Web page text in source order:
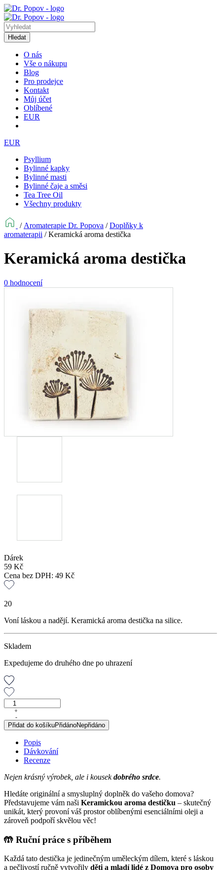
Hledat
O nás
Vše o nákupu
Blog
Pro prodejce
Kontakt
Můj účet
Oblíbené
EUR
EUR
Psyllium
Bylinné kapky
Bylinné masti
Bylinné čaje a směsi
Tea Tree Oil
Všechny produkty
/ Aromaterapie Dr. Popova /Doplňky k
aromaterapii /Keramická aroma destička
Keramická aroma destička
0 hodnocení
Dárek
59 Kč
Cena bez DPH: 49 Kč
20
Voní láskou a nadějí. Keramická aroma destička na silice.
Skladem
Expedujeme do druhého dne po uhrazení
Keramická
aroma
destička
množství
+
-
Přidat do košíkuPřidánoNepřidáno
Popis
Dávkování
Recenze
Nejen krásný výrobek, ale i kousekdobrého srdce.
Hledáte originální a smysluplný doplněk do vašeho domova?
Představujeme vám naši Keramickou aroma destičku – skutečný
unikát, který provoní váš prostor oblíbenými esenciálními oleji a
zároveň podpoří skvělou věc!
🤲 Ruční práce s příběhem
Každá tato destička je jedinečným uměleckým dílem, které s láskou
a pečlivostí ručně vytvořily děti a mladí lidé z Domova pro osoby